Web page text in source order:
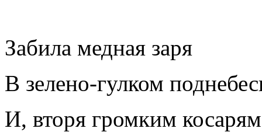
Забила медная заря
В зелено-гулком
И, вторя громким